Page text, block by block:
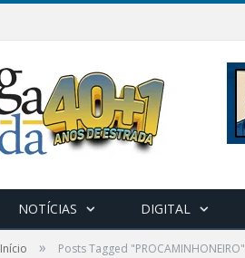
NOTÍCIAS DIGITAL
Início » Posts Tagged "PROCAMINHONEIRO"